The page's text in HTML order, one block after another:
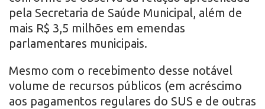
pela Secretaria de Saúde Municipal, além de
mais R$ 3,5 milhões em emendas
parlamentares municipais.
Mesmo com o recebimento desse notável
volume de recursos públicos (em acréscimo
aos pagamentos regulares do SUS e de outras